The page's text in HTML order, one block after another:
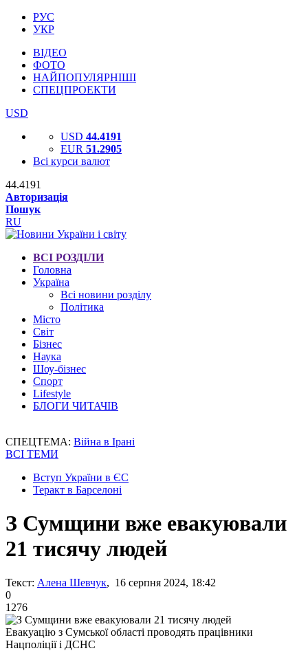
РУС
УКР
ВІДЕО
ФОТО
НАЙПОПУЛЯРНІШІ
СПЕЦПРОЕКТИ
USD
USD 44.4191
EUR 51.2905
Всі курси валют
44.4191
Авторизація
Пошук
RU
ВСІ РОЗДІЛИ
Головна
Україна
Всі новини розділу
Політика
Місто
Світ
Бізнес
Наука
Шоу-бізнес
Спорт
Lifestyle
БЛОГИ ЧИТАЧІВ
СПЕЦТЕМА: Війна в Ірані
ВСІ ТЕМИ
Вступ України в ЄС
Теракт в Барселоні
З Сумщини вже евакуювали
21 тисячу людей
Текст: Алена Шевчук, 16 серпня 2024, 18:42
0
1276
Евакуацію з Сумської області проводять працівники
Нацполіції і ДСНС